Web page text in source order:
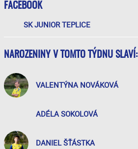
FACEBOOK
SK JUNIOR TEPLICE
NAROZENINY V TOMTO TÝDNU SLAVÍ:
VALENTÝNA NOVÁKOVÁ
ADÉLA SOKOLOVÁ
DANIEL ŠŤÁSTKA